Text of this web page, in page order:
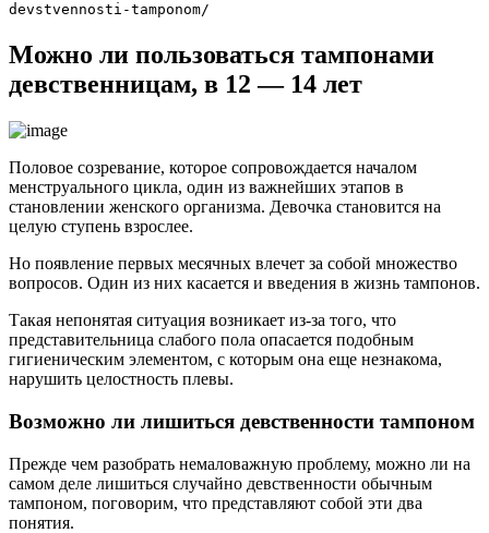
devstvennosti-tamponom/
Можно ли пользоваться тампонами
девственницам, в 12 — 14 лет
Половое созревание, которое сопровождается началом
менструального цикла, один из важнейших этапов в
становлении женского организма. Девочка становится на
целую ступень взрослее.
Но появление первых месячных влечет за собой множество
вопросов. Один из них касается и введения в жизнь тампонов.
Такая непонятая ситуация возникает из-за того, что
представительница слабого пола опасается подобным
гигиеническим элементом, с которым она еще незнакома,
нарушить целостность плевы.
Возможно ли лишиться девственности тампоном
Прежде чем разобрать немаловажную проблему, можно ли на
самом деле лишиться случайно девственности обычным
тампоном, поговорим, что представляют собой эти два
понятия.